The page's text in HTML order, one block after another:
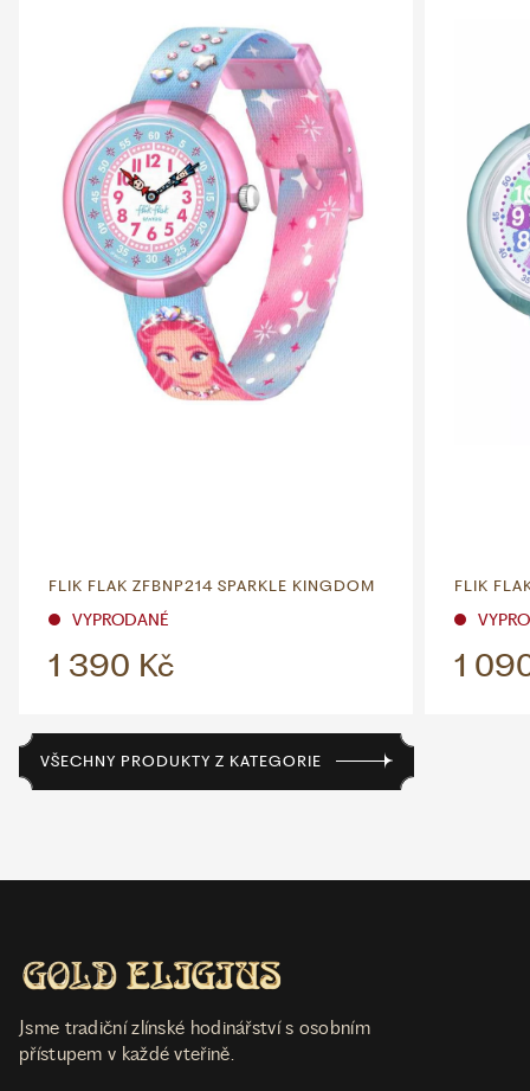
FLIK FLAK ZFBNP214 SPARKLE KINGDOM
VYPRODANÉ
1 390 Kč
FLIK
1
VŠECHNY PRODUKTY Z KATEGORIE
Jsme tradiční zlínské hodinářství s osobním
přístupem v každé vteřině.